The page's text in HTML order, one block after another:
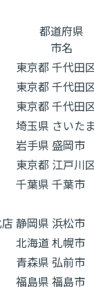
都道府県
市名
東京都 千代田
東京都 千代田
東京都 千代田
埼玉県 さいた
岩手県 盛岡市
東京都 江戸川
千葉県 千葉市
静岡県 浜松市
北海道 札幌市
青森県 弘前市
福島県 福島市